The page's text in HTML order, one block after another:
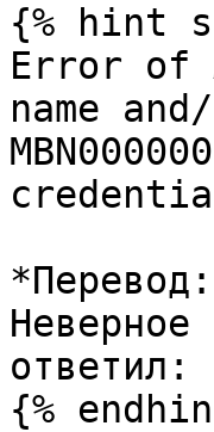
{% hint
Error of
name
ответил:
{%